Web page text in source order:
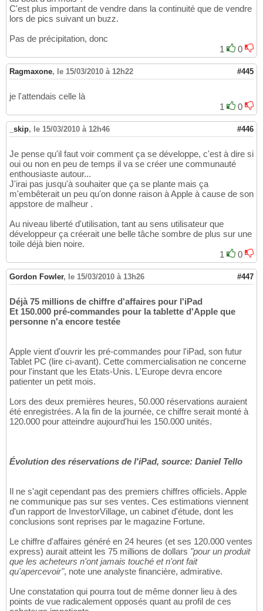
C'est plus important de vendre dans la continuité que de vendre
lors de pics suivant un buzz.
Pas de précipitation, donc
1
0
Ragmaxone, le 15/03/2010 à 12h22 #445
je l'attendais celle là
1
0
_skip, le 15/03/2010 à 12h46 #446
Je pense qu'il faut voir comment ça se développe, c'est à dire si
oui ou non en peu de temps il va se créer une communauté
enthousiaste autour...
J'irai pas jusqu'à souhaiter que ça se plante mais ça
m'embêterait un peu qu'on donne raison à Apple à cause de son
appstore de malheur .
Au niveau liberté d'utilisation, tant au sens utilisateur que
développeur ça créerait une belle tâche sombre de plus sur une
toile déjà bien noire.
1
0
Gordon Fowler, le 15/03/2010 à 13h26 #447
Déjà 75 millions de chiffre d'affaires pour l'iPad
Et 150.000 pré-commandes pour la tablette d'Apple que
personne n'a encore testée
Apple vient d'ouvrir les pré-commandes pour l'iPad, son futur
Tablet PC (lire ci-avant). Cette commercialisation ne concerne
pour l'instant que les Etats-Unis. L'Europe devra encore
patienter un petit mois.
Lors des deux premières heures, 50.000 réservations auraient
été enregistrées. A la fin de la journée, ce chiffre serait monté à
120.000 pour atteindre aujourd'hui les 150.000 unités.
Évolution des réservations de l'iPad, source: Daniel Tello
Il ne s'agit cependant pas des premiers chiffres officiels. Apple
ne communique pas sur ses ventes. Ces estimations viennent
d'un rapport de InvestorVillage, un cabinet d'étude, dont les
conclusions sont reprises par le magazine Fortune.
Le chiffre d'affaires généré en 24 heures (et ses 120.000 ventes
express) aurait atteint les 75 millions de dollars "pour un produit
que les acheteurs n'ont jamais touché et n'ont fait
qu'apercevoir", note une analyste financière, admirative.
Une constatation qui pourra tout de même donner lieu à des
points de vue radicalement opposés quant au profil de ces